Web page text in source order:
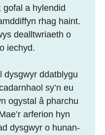
gofal a hylendid
rhag haint.
dealltwriaeth o
iechyd.
dysgwyr ddatblygu
sy’n eu
ogystal â pharchu
arferion hyn
dysgwyr o hunan-